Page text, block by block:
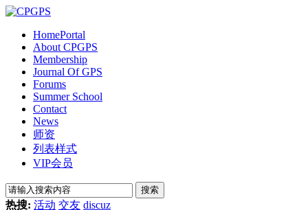
HomePortal
About CPGPS
Membership
Journal Of GPS
Forums
Summer School
Contact
News
师资
列表样式
VIP会员
搜索
热搜: 活动 交友 discuz